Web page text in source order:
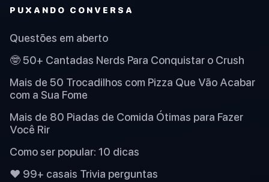
PUXANDO CONVERSA
Questões em aberto
🤓 50+ Cantadas Nerds Para Conquistar o Crush
Mais de 50 Trocadilhos com Pizza Que Vão Acabar
com a Sua Fome
Mais de 80 Piadas de Comida Ótimas para Fazer
Você Rir
Como ser popular: 10 dicas
❤️ 99+ casais Trivia perguntas